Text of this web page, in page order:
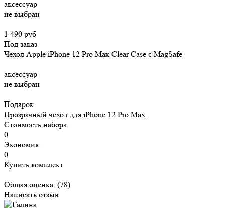
аксессуар
не выбран
1 490 руб
Под заказ
Чехол Apple iPhone 12 Pro Max Clear Case c MagSafe
аксессуар
не выбран
Подарок
Прозрачный чехол для iPhone 12 Pro Max
Стоимость набора:
0
Экономия:
0
Купить комплект
Общая оценка: (78)
Написать отзыв